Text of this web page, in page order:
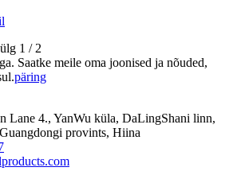
1 / 2
Saatke meile oma joonised ja nõuded,
päring
Lane 4., YanWu küla, DaLingShani linn,
provints, Hiina